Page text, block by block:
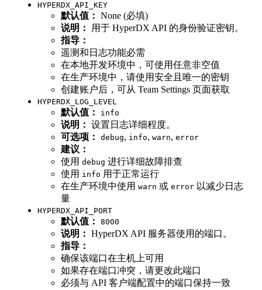
HYPERDX_API_KEY
默认值： None (必填)
说明：
用于 HyperDX API 的身份验证密钥。
指导：
遥测和日志功能必需
在本地开发环境中，可使用任意非空值
在生产环境中，请使用安全且唯一的密钥
创建账户后，可从 Team Settings 页面获取
HYPERDX_LOG_LEVEL
默认值： info
说明： 设置日志详细程度。
可选项：
debug, info, warn, error
建议：
使用 debug 进行详细故障排查
使用 info 用于正常运行
在生产环境中使用 warn 或 error 以减少日志
量
HYPERDX_API_PORT
默认值： 8000
说明： HyperDX API 服务器使用的端口。
指导：
确保该端口在主机上可用
如果存在端口冲突，请更改此端口
必须与 API 客户端配置中的端口保持一致